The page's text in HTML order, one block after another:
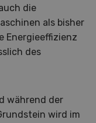
die
als bisher
Energieeffizienz
des
während der
wird im